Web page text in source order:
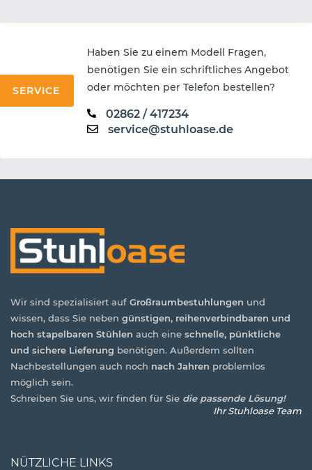
Haben Sie zu einem Modell Fragen,
benötigen Sie ein schriftliches Angebot
oder möchten per Telefon bestellen?
02862 / 417234
service@stuhloase.de
SERVICE
Wir sind spezialisiert auf Großraumbestuhlungen und
wissen, dass Sie neben günstigen, reihenverbindbaren und
hoch stapelbaren Stühlen auch eine schnelle, pünktliche
und sichere Lieferung benötigen. Außerdem sollten
Nachbestellungen auch noch nach Jahren problemlos
möglich sein.
Schreiben Sie uns, wir finden für Sie die passende Lösung!
Ihr Stuhloase Team
NÜTZLICHE LINKS